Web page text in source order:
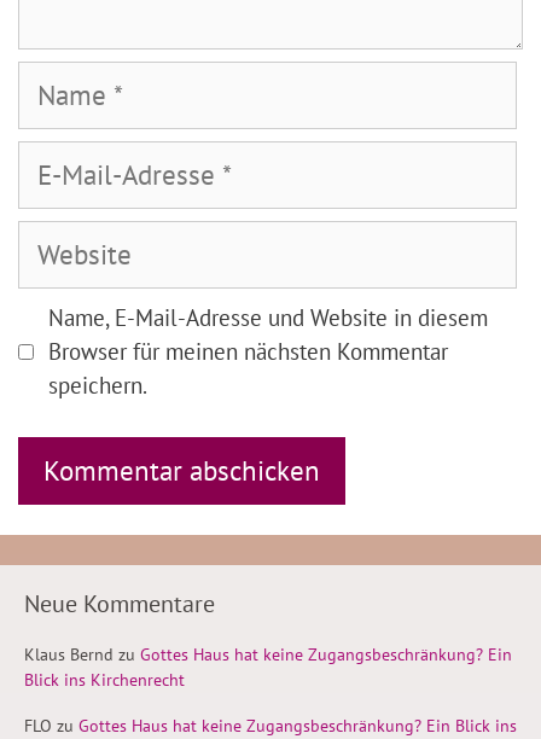
Mail-
Adresse
Name, E-Mail-Adresse und Website in diesem
Browser für meinen nächsten Kommentar
speichern.
Neue Kommentare
Klaus Bernd zu Gottes Haus hat keine Zugangsbeschränkung? Ein
Blick ins Kirchenrecht
FLO zu Gottes Haus hat keine Zugangsbeschränkung? Ein Blick ins